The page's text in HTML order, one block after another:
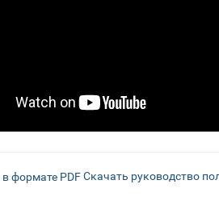
Скачать руководство